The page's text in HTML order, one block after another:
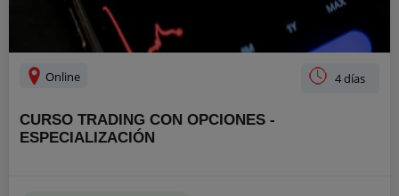
Online 4 días
CURSO TRADING CON OPCIONES -
ESPECIALIZACIÓN